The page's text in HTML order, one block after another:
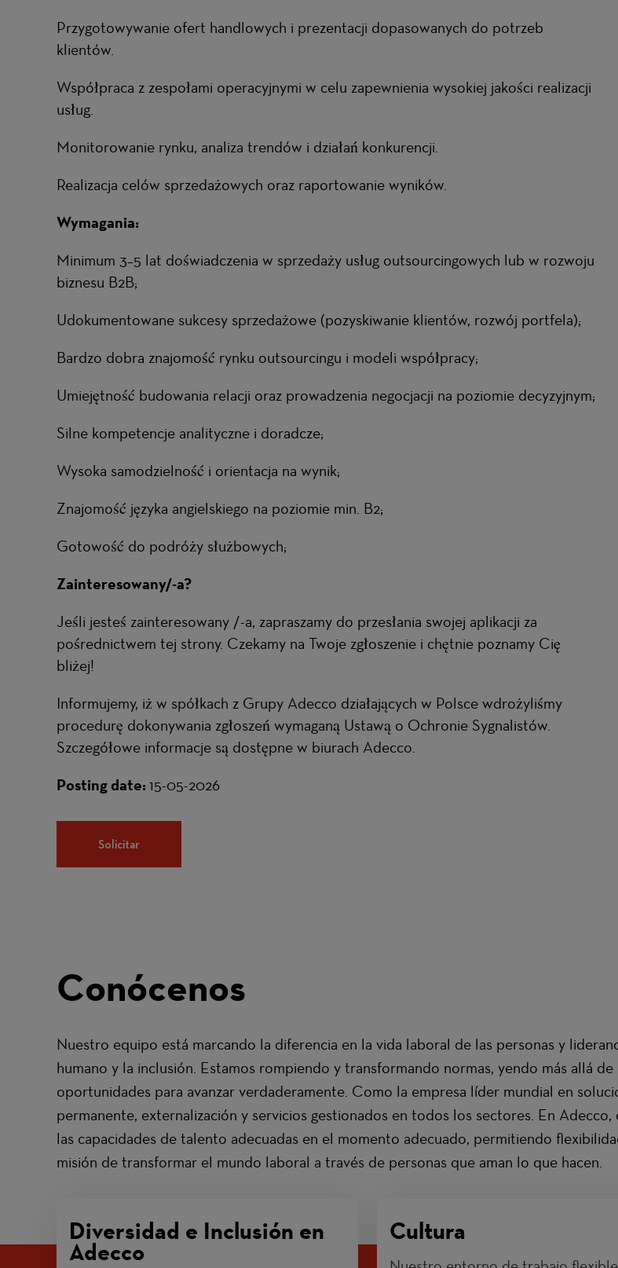
Przygotowywanie ofert handlowych i prezentacji dopasowanych do potrzeb
klientów.
Współpraca z zespołami operacyjnymi w celu zapewnienia wysokiej jakości realizacji
usług.
Monitorowanie rynku, analiza trendów i działań konkurencji.
Realizacja celów sprzedażowych oraz raportowanie wyników.
Wymagania:
Minimum 3–5 lat doświadczenia w sprzedaży usług outsourcingowych lub w rozwoju
biznesu B2B;
Udokumentowane sukcesy sprzedażowe (pozyskiwanie klientów, rozwój portfela);
Bardzo dobra znajomość rynku outsourcingu i modeli współpracy;
Umiejętność budowania relacji oraz prowadzenia negocjacji na poziomie decyzyjnym;
Silne kompetencje analityczne i doradcze;
Wysoka samodzielność i orientacja na wynik;
Znajomość języka angielskiego na poziomie min. B2;
Gotowość do podróży służbowych;
Zainteresowany/-a?
Jeśli jesteś zainteresowany /-a, zapraszamy do przesłania swojej aplikacji za
pośrednictwem tej strony. Czekamy na Twoje zgłoszenie i chętnie poznamy Cię
bliżej!
Informujemy, iż w spółkach z Grupy Adecco działających w Polsce wdrożyliśmy
procedurę dokonywania zgłoszeń wymaganą Ustawą o Ochronie Sygnalistów.
Szczegółowe informacje są dostępne w biurach Adecco.
Posting date:15-05-2026
Solicitar
Conócenos
Nuestro equipo está marcando la diferencia en la vida laboral de las personas y
humano y la inclusión. Estamos rompiendo y transformando normas, yendo más allá
oportunidades para avanzar verdaderamente. Como la empresa líder mundial en
permanente, externalización y servicios gestionados en todos los sectores. En
las capacidades de talento adecuadas en el momento adecuado, permitiendo
misión de transformar el mundo laboral a través de personas que aman lo que hacen.
Diversidad e Inclusión en
Adecco
Cultura